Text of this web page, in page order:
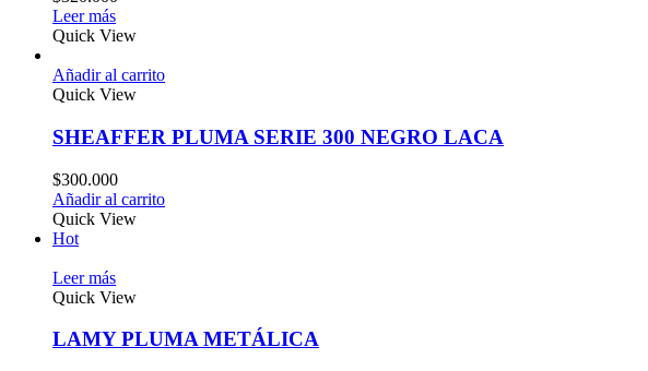
Leer más
Quick View
Añadir al carrito
Quick View
SHEAFFER PLUMA SERIE 300 NEGRO LACA
$300.000
Añadir al carrito
Quick View
Hot
Leer más
Quick View
LAMY PLUMA METÁLICA